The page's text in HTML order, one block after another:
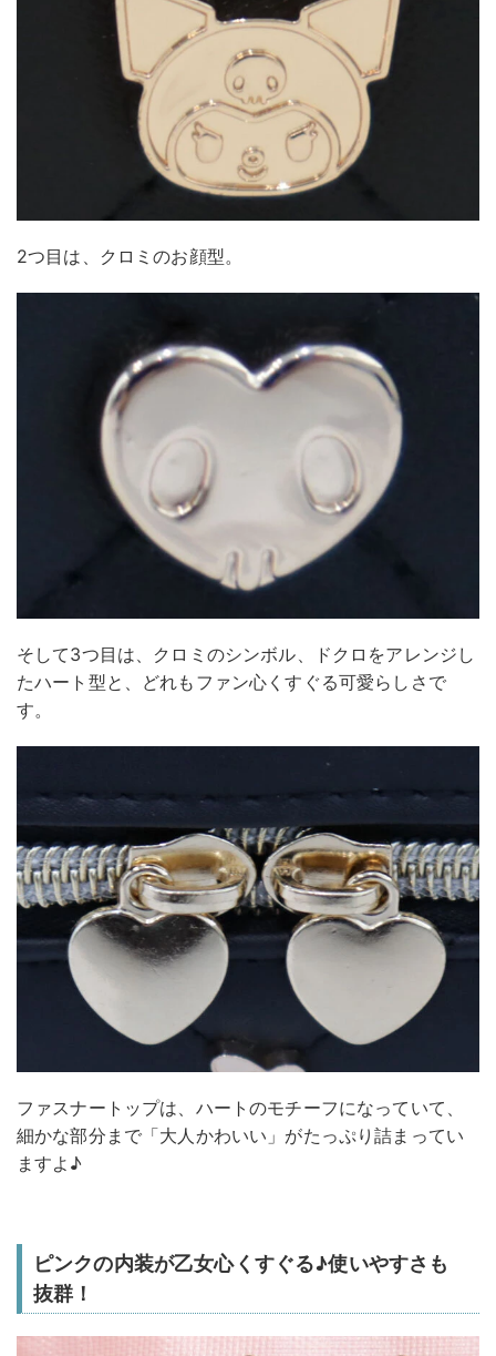
2つ目は、クロミのお顔型。
そして3つ目は、クロミのシンボル、ドクロをアレンジし
たハート型と、どれもファン心くすぐる可愛らしさで
す。
ファスナートップは、ハートのモチーフになっていて、
細かな部分まで「大人かわいい」がたっぷり詰まってい
ますよ♪
ピンクの内装が乙女心くすぐる♪使いやすさも
抜群！